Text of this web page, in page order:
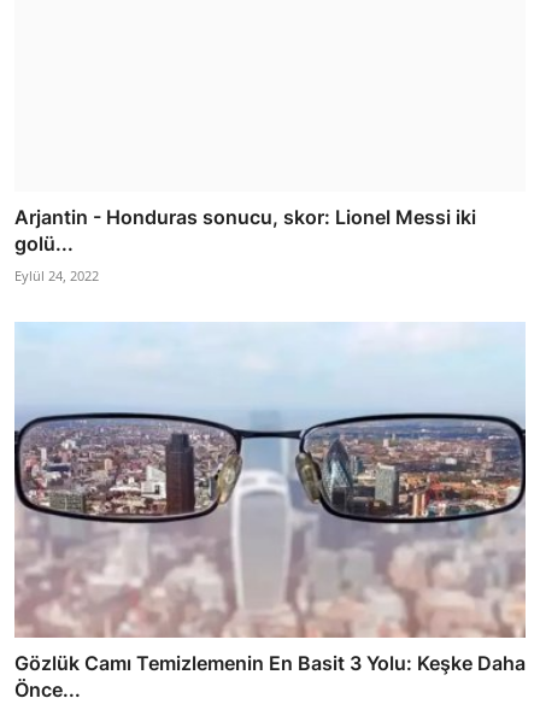
Arjantin - Honduras sonucu, skor: Lionel Messi iki
golü...
Eylül 24, 2022
Gözlük Camı Temizlemenin En Basit 3 Yolu: Keşke Daha
Önce...